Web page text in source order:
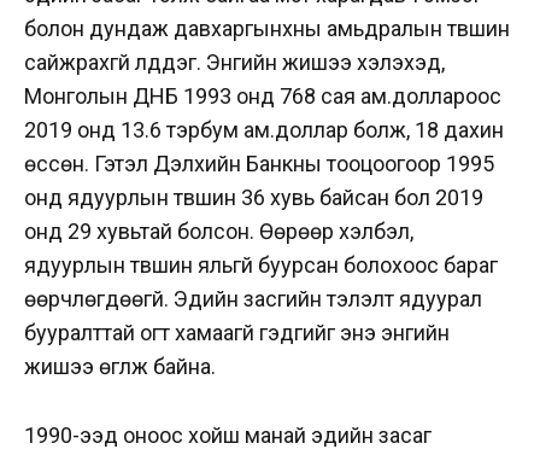
болон дундаж давхаргынхны амьдралын түвшин
сайжрахгүй үлддэг. Энгийн жишээ хэлэхэд,
Монголын ДНБ 1993 онд 768 сая ам.доллароос
2019 онд 13.6 тэрбум ам.доллар болж, 18 дахин
өссөн. Гэтэл Дэлхийн Банкны тооцоогоор 1995
онд ядуурлын түвшин 36 хувь байсан бол 2019
онд 29 хувьтай болсон. Өөрөөр хэлбэл,
ядуурлын түвшин яльгүй буурсан болохоос бараг
өөрчлөгдөөгүй. Эдийн засгийн тэлэлт ядуурал
бууралттай огт хамаагүй гэдгийг энэ энгийн
жишээ өгүүлж байна.
1990-ээд оноос хойш манай эдийн засаг